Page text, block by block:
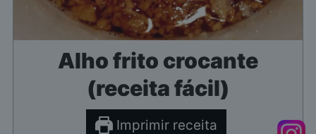
Alho frito crocante
(receita fácil)
Imprimir receita